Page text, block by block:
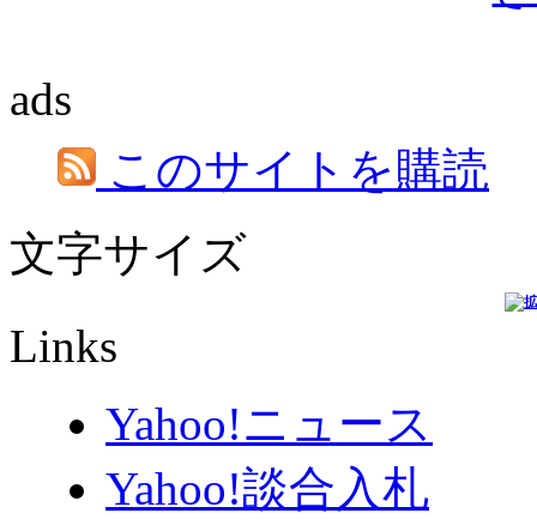
ads
このサイトを購読
文字サイズ
Links
Yahoo!ニュース
Yahoo!談合入札